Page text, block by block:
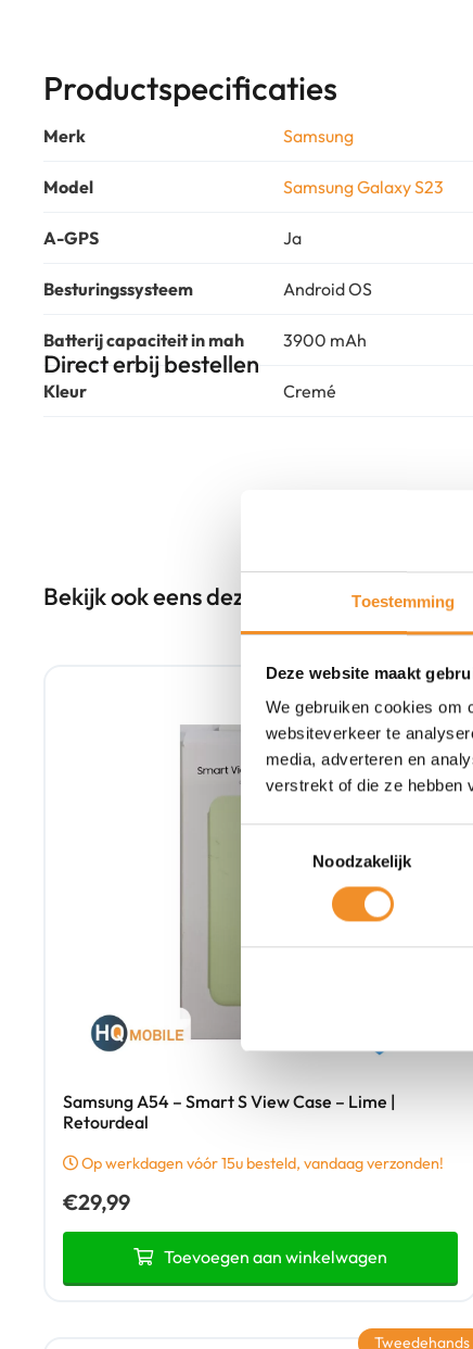
Toestemming
Deze website maakt
We gebruiken cookies om
websiteverkeer te
media, adverteren en
verstrekt of die ze hebben
Noodzakelijk
Productspecificaties
Merk Samsung
Model Samsung Galaxy S23
A-GPS Ja
Besturingssysteem Android OS
Batterij capaciteit in mah 3900 mAh
Kleur Cremé
Direct erbij bestellen
Bekijk ook eens deze producten
Samsung A54 – Smart S View Case – Lime |
Retourdeal
Op werkdagen vóór 15u besteld, vandaag verzonden!
€29,99
Toevoegen aan winkelwagen
Retour Deal
Tweedehands